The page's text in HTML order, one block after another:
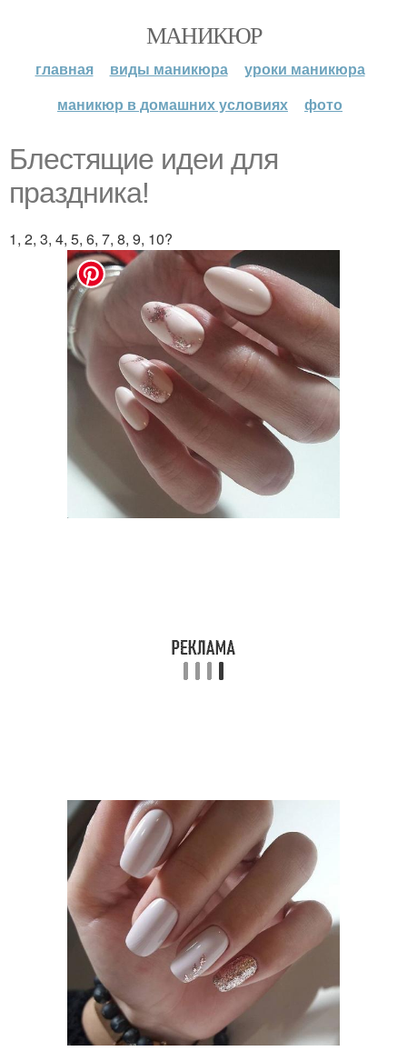
МАНИКЮР
главная виды маникюра
уроки маникюра
маникюр в домашних условиях
фото
Блестящие идеи для
праздника!
1, 2, 3, 4, 5, 6, 7, 8, 9, 10?